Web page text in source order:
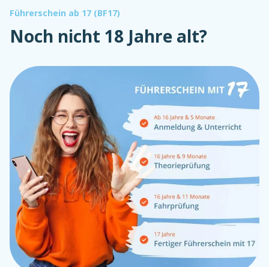
Führerschein ab 17 (BF17)
Noch nicht 18 Jahre alt?